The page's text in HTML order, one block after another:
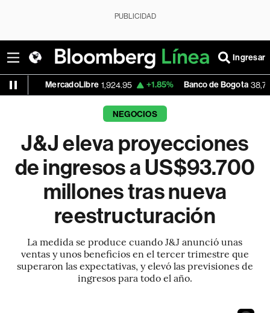
PUBLICIDAD
Ingresar
1,924.95 +1.85% Banco de Bogota 38,720.00 -
NEGOCIOS
J&J eleva proyecciones
de ingresos a US$93.700
millones tras nueva
reestructuración
La medida se produce cuando J&J anunció unas
ventas y unos beneficios en el tercer trimestre que
superaron las expectativas, y elevó las previsiones de
ingresos para todo el año.